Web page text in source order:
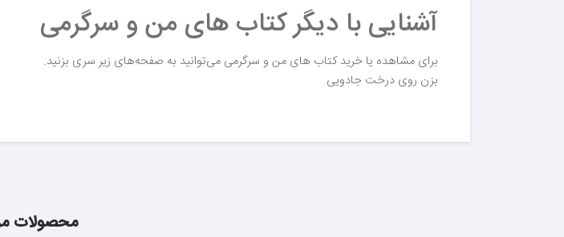
آشنایی با دیگر کتاب های من و سرگرمی
برای مشاهده یا خرید کتاب های من و سرگرمی می‌توانید به صفحه‌های زیر سری بزنید.
بزن روی درخت جادویی
محصولات